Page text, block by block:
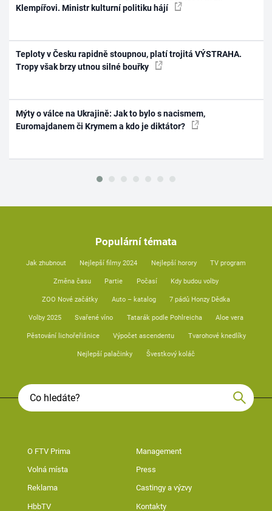
Klempířovi. Ministr kulturní politiku hájí
Teploty v Česku rapidně stoupnou, platí trojitá VÝSTRAHA.
Tropy však brzy utnou silné bouřky
Mýty o válce na Ukrajině: Jak to bylo s nacismem,
Euromajdanem či Krymem a kdo je diktátor?
Populární témata
Jak zhubnout Nejlepší filmy 2024 Nejlepší horory TV program
Změna času Partie Počasí Kdy budou volby
ZOO Nové začátky Auto – katalog 7 pádů Honzy Dědka
Volby 2025 Svařené víno Tatarák podle Pohlreicha Aloe vera
Pěstování lichořeřišnice Výpočet ascendentu Tvarohové knedlíky
Nejlepší palačinky Švestkový koláč
O FTV Prima Management
Volná místa Press
Reklama Castingy a výzvy
HbbTV Kontakty